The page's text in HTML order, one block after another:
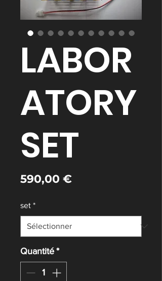
LABOR
ATORY
SET
590,00 €Prix
set *
Quantité *